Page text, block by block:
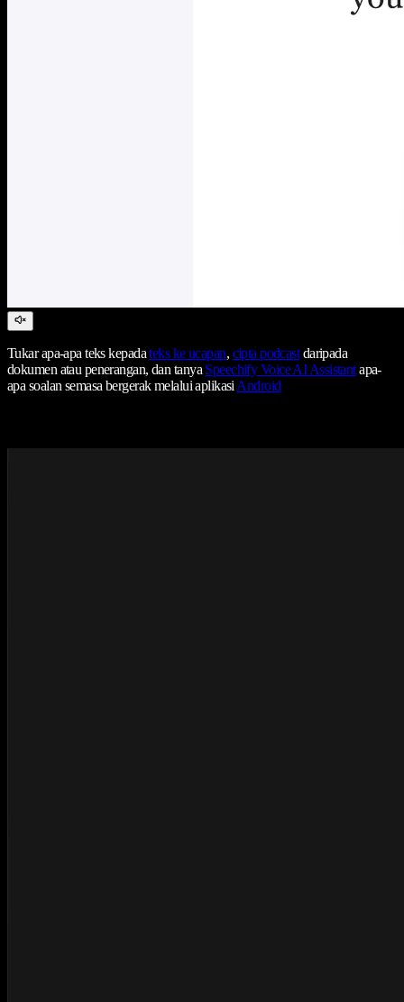
Tukar apa-apa teks kepadateks ke ucapan, cipta podcastdaripada
dokumen atau penerangan, dan tanyaSpeechify Voice AI Assistantapa-
apa soalan semasa bergerak melalui aplikasiAndroid